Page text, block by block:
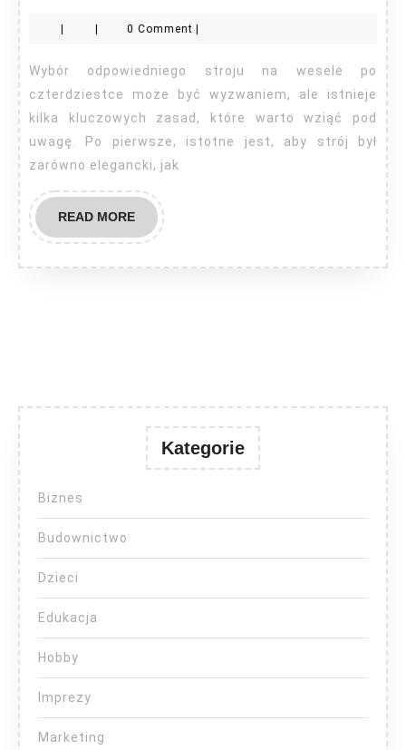
ubrać
na
wesele
po
40?
0 Comment
Wybór odpowiedniego stroju na wesele po
czterdziestce może być wyzwaniem, ale istnieje
kilka kluczowych zasad, które warto wziąć pod
uwagę. Po pierwsze, istotne jest, aby strój był
zarówno elegancki, jak
READ MOREREAD
MORE
Kategorie
Biznes
Budownictwo
Dzieci
Edukacja
Hobby
Imprezy
Marketing